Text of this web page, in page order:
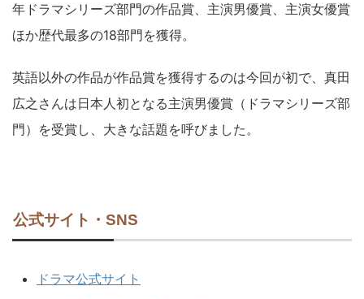
年ドラマシリーズ部門の作品賞、主演男優賞、主演女優賞
ほか歴代最多の18部門を獲得。
英語以外の作品が作品賞を獲得するのは今回が初で、真田
広之さんは日本人初となる主演男優賞（ドラマシリーズ部
門）を受賞し、大きな話題を呼びました。
公式サイト・SNS
ドラマ公式サイト